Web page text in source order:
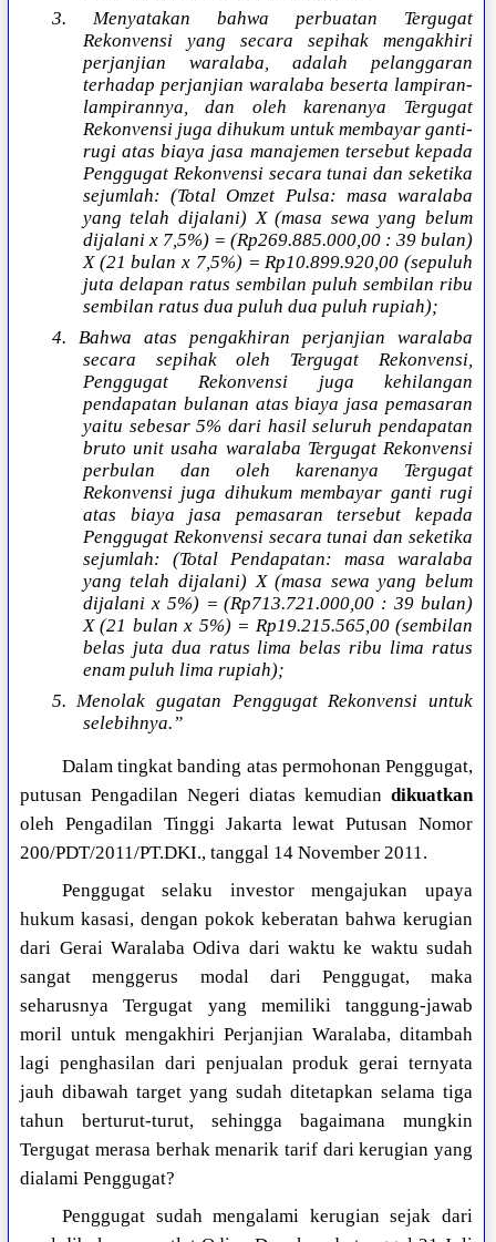
3. Menyatakan bahwa perbuatan Tergugat
Rekonvensi yang secara sepihak mengakhiri
perjanjian waralaba, adalah pelanggaran
terhadap perjanjian waralaba beserta lampiran-
lampirannya, dan oleh karenanya Tergugat
Rekonvensi juga dihukum untuk membayar ganti-
rugi atas biaya jasa manajemen tersebut kepada
Penggugat Rekonvensi secara tunai dan seketika
sejumlah: (Total Omzet Pulsa: masa waralaba
yang telah dijalani) X (masa sewa yang belum
dijalani x 7,5%) = (Rp269.885.000,00 : 39 bulan)
X (21 bulan x 7,5%) = Rp10.899.920,00 (sepuluh
juta delapan ratus sembilan puluh sembilan ribu
sembilan ratus dua puluh dua puluh rupiah);
4. Bahwa atas pengakhiran perjanjian waralaba
secara sepihak oleh Tergugat Rekonvensi,
Penggugat Rekonvensi juga kehilangan
pendapatan bulanan atas biaya jasa pemasaran
yaitu sebesar 5% dari hasil seluruh pendapatan
bruto unit usaha waralaba Tergugat Rekonvensi
perbulan dan oleh karenanya Tergugat
Rekonvensi juga dihukum membayar ganti rugi
atas biaya jasa pemasaran tersebut kepada
Penggugat Rekonvensi secara tunai dan seketika
sejumlah: (Total Pendapatan: masa waralaba
yang telah dijalani) X (masa sewa yang belum
dijalani x 5%) = (Rp713.721.000,00 : 39 bulan)
X (21 bulan x 5%) = Rp19.215.565,00 (sembilan
belas juta dua ratus lima belas ribu lima ratus
enam puluh lima rupiah);
5. Menolak gugatan Penggugat Rekonvensi untuk
selebihnya.”
Dalam tingkat banding atas permohonan Penggugat,
putusan Pengadilan Negeri diatas kemudian dikuatkan
oleh Pengadilan Tinggi Jakarta lewat Putusan Nomor
200/PDT/2011/PT.DKI., tanggal 14 November 2011.
Penggugat selaku investor mengajukan upaya
hukum kasasi, dengan pokok keberatan bahwa kerugian
dari Gerai Waralaba Odiva dari waktu ke waktu sudah
sangat menggerus modal dari Penggugat, maka
seharusnya Tergugat yang memiliki tanggung-jawab
moril untuk mengakhiri Perjanjian Waralaba, ditambah
lagi penghasilan dari penjualan produk gerai ternyata
jauh dibawah target yang sudah ditetapkan selama tiga
tahun berturut-turut, sehingga bagaimana mungkin
Tergugat merasa berhak menarik tarif dari kerugian yang
dialami Penggugat?
Penggugat sudah mengalami kerugian sejak dari